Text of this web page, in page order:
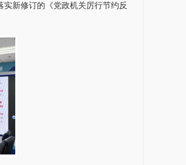
新修订的《党政机关厉行节约反